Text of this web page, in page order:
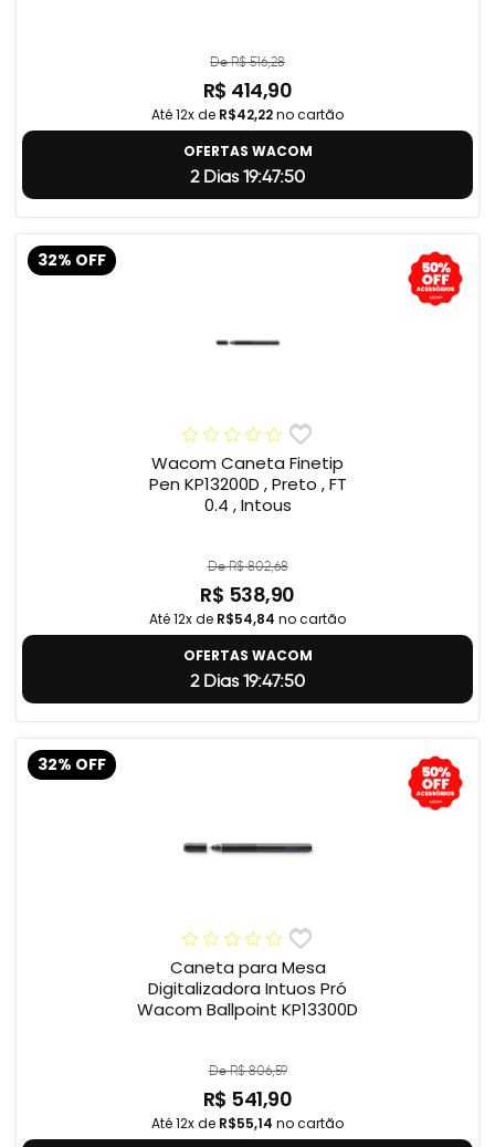
De R$ 516,28
R$ 414,90
Até 12x de R$42,22no cartão
OFERTAS WACOM
2 Dias 19:47:49
32% OFF
Wacom Caneta Finetip
Pen KP13200D , Preto , FT
0.4 , Intous
De R$ 802,68
R$ 538,90
Até 12x de R$54,84 no cartão
OFERTAS WACOM
2 Dias 19:47:49
32% OFF
Caneta para Mesa
Digitalizadora Intuos Pró
Wacom Ballpoint KP13300D
De R$ 806,59
R$ 541,90
Até 12x de R$55,14 no cartão